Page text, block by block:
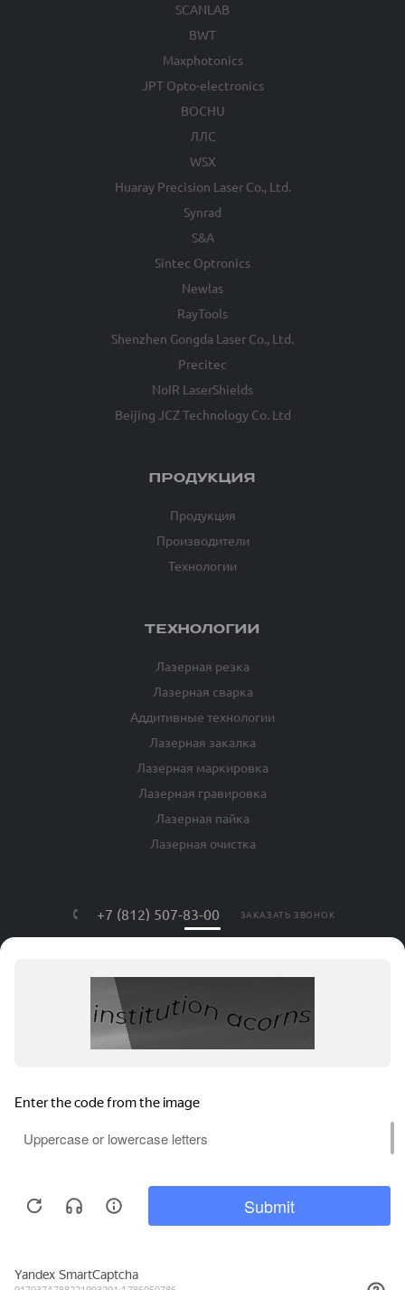
SCANLAB
BWT
Maxphotonics
JPT Opto-electronics
BOCHU
ЛЛС
WSX
Huaray Precision Laser Co., Ltd.
Synrad
S&A
Sintec Optronics
Newlas
RayTools
Shenzhen Gongda Laser Co., Ltd.
Precitec
NoIR LaserShields
Beijing JCZ Technology Co. Ltd
ПРОДУКЦИЯ
Продукция
Производители
Технологии
ТЕХНОЛОГИИ
Лазерная резка
Лазерная сварка
Аддитивные технологии
Лазерная закалка
Лазерная маркировка
Лазерная гравировка
Лазерная пайка
Лазерная очистка
+7 (812) 507-83-00 ЗАКАЗАТЬ ЗВОНОК
г. Санкт-Петербург, ул. Яблочкова, дом
№ 20, литер Я, оф. 408
АВРОРА ТЕХ © , 2026. Все права защищены.
Соглашение на обработку персональных данных
Политика конфиденциальности
Карта сайта